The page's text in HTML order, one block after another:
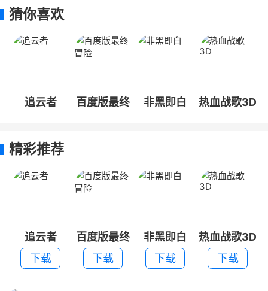
猜你喜欢
追云者
百度版最终
非黑即白 热血战歌3D
精彩推荐
追云者
下载
百度版最终
冒险
下载
非黑即白
下载
热血战歌3D
下载